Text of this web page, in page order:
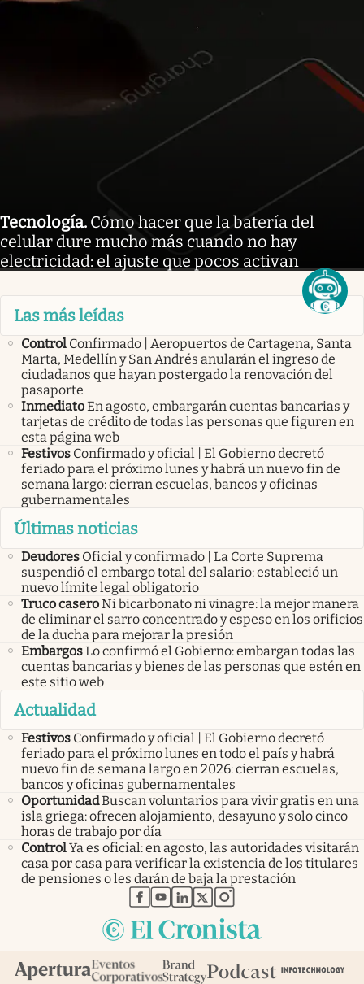
Tecnología. Cómo hacer que la batería del
celular dure mucho más cuando no hay
electricidad: el ajuste que pocos activan
Las más leídas
Control Confirmado | Aeropuertos de Cartagena, Santa
Marta, Medellín y San Andrés anularán el ingreso de
ciudadanos que hayan postergado la renovación del
pasaporte
InmediatoEn agosto, embargarán cuentas bancarias y
tarjetas de crédito de todas las personas que figuren en
esta página web
Festivos Confirmado y oficial | El Gobierno decretó
feriado para el próximo lunes y habrá un nuevo fin de
semana largo: cierran escuelas, bancos y oficinas
gubernamentales
Últimas noticias
Deudores Oficial y confirmado | La Corte Suprema
suspendió el embargo total del salario: estableció un
nuevo límite legal obligatorio
Truco caseroNi bicarbonato ni vinagre: la mejor manera
de eliminar el sarro concentrado y espeso en los orificios
de la ducha para mejorar la presión
EmbargosLo confirmó el Gobierno: embargan todas las
cuentas bancarias y bienes de las personas que estén en
este sitio web
Actualidad
Festivos Confirmado y oficial | El Gobierno decretó
feriado para el próximo lunes en todo el país y habrá
nuevo fin de semana largo en 2026: cierran escuelas,
bancos y oficinas gubernamentales
OportunidadBuscan voluntarios para vivir gratis en una
isla griega: ofrecen alojamiento, desayuno y solo cinco
horas de trabajo por día
ControlYa es oficial: en agosto, las autoridades visitarán
casa por casa para verificar la existencia de los titulares
de pensiones o les darán de baja la prestación
abre en nueva pestaña
abre en nueva pestaña
abre en nueva pestaña
abre en nueva pestaña
abre en nueva pestaña